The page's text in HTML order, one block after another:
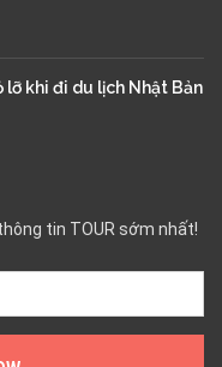
lỡ khi đi du lịch Nhật Bản
tin TOUR sớm nhất!